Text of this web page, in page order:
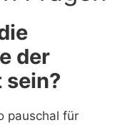
der
pauschal für